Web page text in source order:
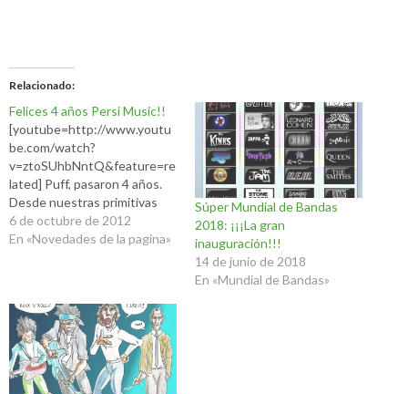
Relacionado
Felices 4 años Persi Music!!
[youtube=http://www.youtu
be.com/watch?
v=ztoSUhbNntQ&feature=re
lated] Puff, pasaron 4 años.
Desde nuestras primitivas
primeras reseñas que
publicamos en el 2008,
transformamos en una
fucking base de datos!! Y
fuimos sumando más visitas y
nuevos colaboradores a lo
largo de estos años. Y como
6 de octubre de 2012
En «Novedades de la pagina»
Súper Mundial de Bandas
2018: ¡¡¡La gran
inauguración!!!
14 de junio de 2018
En «Mundial de Bandas»